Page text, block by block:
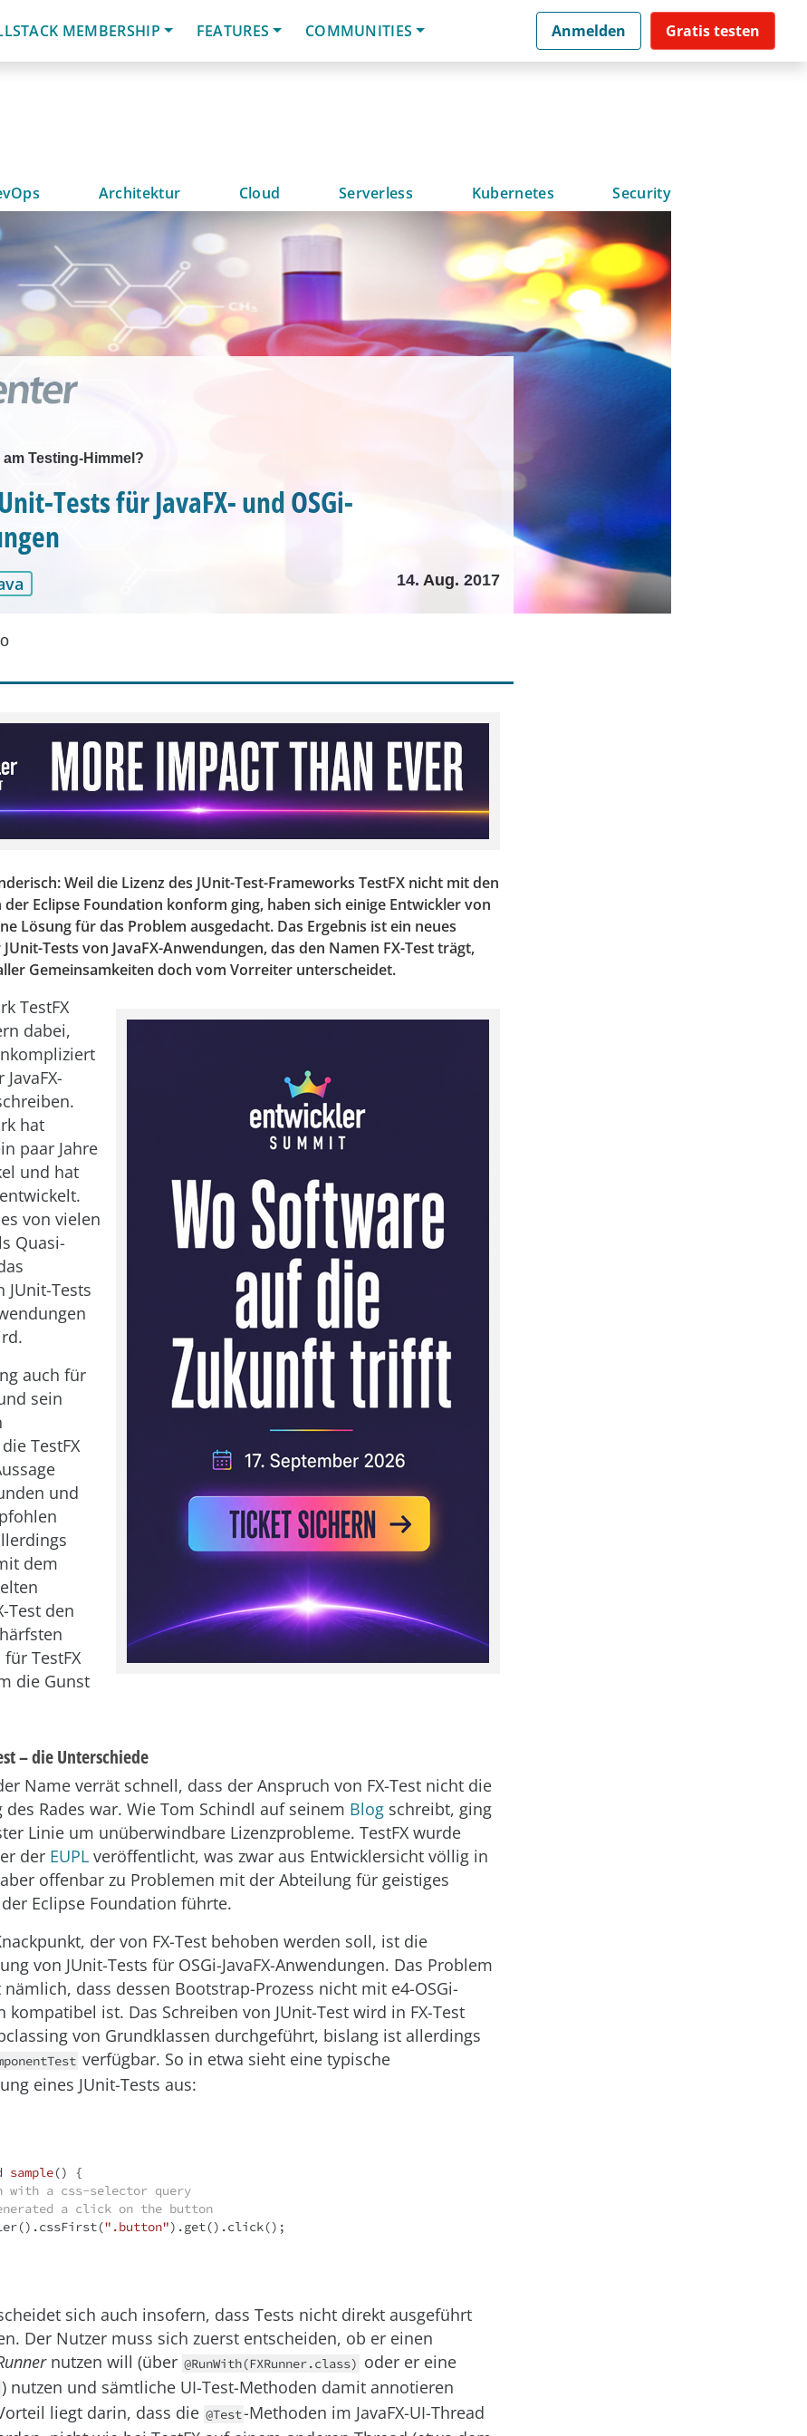
MEMBERSHIP FEATURES COMMUNITIES Anmelden Gratis testen
Architektur Cloud Serverless Kubernetes Security
am Testing-Himmel?
Tests für JavaFX- und OSGi-
14. Aug. 2017
Weil die Lizenz des JUnit-Test-Frameworks TestFX nicht mit den
Eclipse Foundation konform ging, haben sich einige Entwickler von
Lösung für das Problem ausgedacht. Das Ergebnis ist ein neues
Tests von JavaFX-Anwendungen, das den Namen FX-Test trägt,
Gemeinsamkeiten doch vom Vorreiter unterscheidet.
TestFX
dabei,
hat
paar Jahre
und hat
von vielen
Quasi-
JUnit-Tests
auch für
sein
TestFX
und
dem
Test den
TestFX
die Gunst
– die Unterschiede
Name verrät schnell, dass der Anspruch von FX-Test nicht die
Rades war. Wie Tom Schindl auf seinem Blog schreibt, ging
Linie um unüberwindbare Lizenzprobleme. TestFX wurde
der EUPL veröffentlicht, was zwar aus Entwicklersicht völlig in
offenbar zu Problemen mit der Abteilung für geistiges
Eclipse Foundation führte.
der von FX-Test behoben werden soll, ist die
von JUnit-Tests für OSGi-JavaFX-Anwendungen. Das Problem
nämlich, dass dessen Bootstrap-Prozess nicht mit e4-OSGi-
kompatibel ist. Das Schreiben von JUnit-Test wird in FX-Test
von Grundklassen durchgeführt, bislang ist allerdings
verfügbar. So in etwa sieht eine typische
eines JUnit-Tests aus:
sample()
{
with a css-selector query
a click on the button
".button").get().click();
sich auch insofern, dass Tests nicht direkt ausgeführt
Der Nutzer muss sich zuerst entscheiden, ob er einen
nutzen will (über @RunWith(FXRunner.class) oder er eine
) nutzen und sämtliche UI-Test-Methoden damit annotieren
liegt darin, dass die @Test-Methoden im JavaFX-UI-Thread